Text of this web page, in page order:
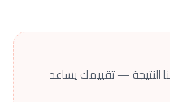
— تقييمك يساعد